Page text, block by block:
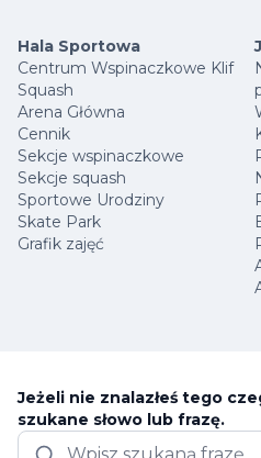
Hala Sportowa
Centrum Wspinaczkowe Klif
Squash
Arena Główna
Cennik
Sekcje wspinaczkowe
Sekcje squash
Sportowe Urodziny
Skate Park
Grafik zajęć
Jeżeli nie znalazłeś tego
szukane słowo lub frazę.